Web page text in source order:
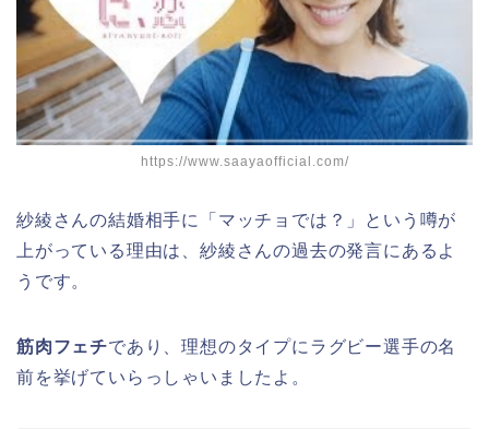
https://www.saayaofficial.com/
紗綾さんの結婚相手に「マッチョでは？」という噂が
上がっている理由は、紗綾さんの過去の発言にあるよ
うです。
筋肉フェチであり、理想のタイプにラグビー選手の名
前を挙げていらっしゃいましたよ。